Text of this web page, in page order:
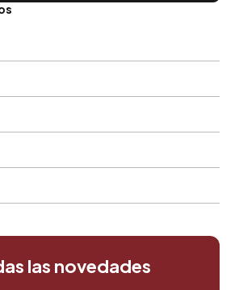
las novedades